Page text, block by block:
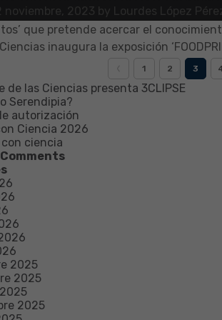
noviembre, 2023 by Lourdes López
abre las puertas de su nueva e
que pretende acercar el
inaugura la exposición
1 2 3
de las Ciencias presenta 3CLIPSE
Serendipia?
autorización
Ciencia 2026
ciencia
2025
2025
2025